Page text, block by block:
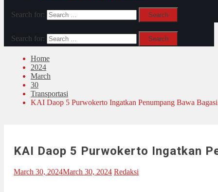
Search for:
Search for:
Home
2024
March
30
Transportasi
KAI Daop 5 Purwokerto Ingatkan Penumpang Bawa
KAI Daop 5 Purwokerto Ingatkan
March 30, 2024March 30, 2024 Redaksi